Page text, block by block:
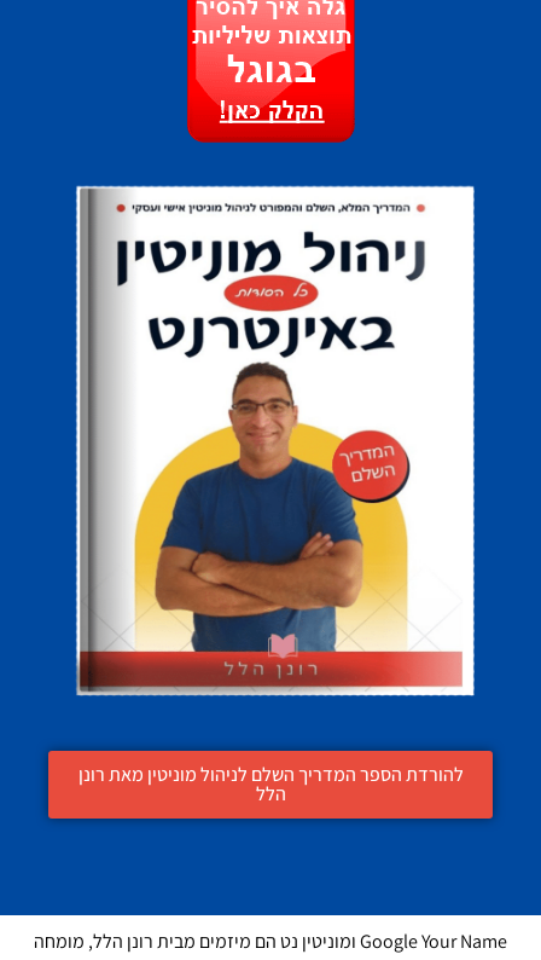
להורדת הספר המדריך השלם לניהול מוניטין מאת רונן
הלל
Google Your Name ומוניטין נט הם מיזמים מבית רונן הלל, מומחה